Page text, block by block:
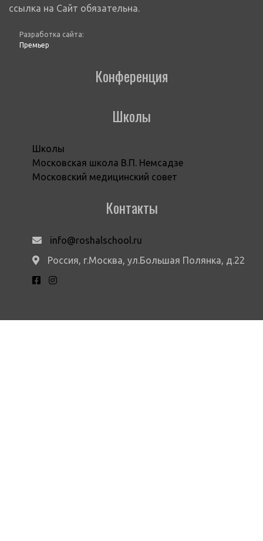
ссылка на Сайт обязательна.
Разработка сайта:
Премьер
Конференция
Школы
Школы
Московская школа В.П. Немсадзе
Московский медицинский совет
Контакты
info@roshalschool.ru
Россия, г.Москва, ул.Большая Полянка, д.22